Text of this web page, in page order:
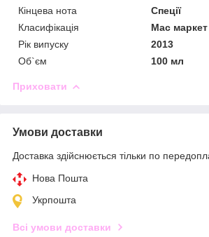
Кінцева нота
Спеції
Класифікація
Мас маркет
Рік випуску
2013
Об`єм
100 мл
Приховати
Умови доставки
Доставка здійснюється тільки по
Нова Пошта
Укрпошта
Всі умови доставки